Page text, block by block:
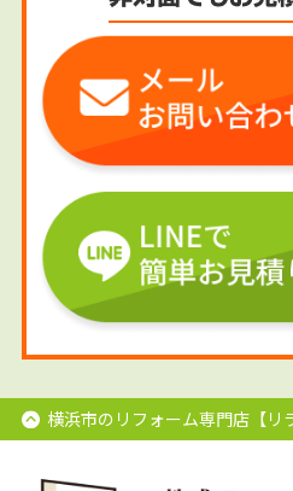
横浜市のリフォーム専門店【リ